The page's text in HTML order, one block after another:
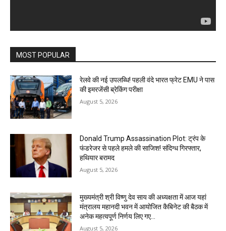
MOST POPULAR
रेलवे की नई उपलब्धि! पहली वंदे भारत फ्रेट EMU ने पास
की इमरजेंसी ब्रेकिंग परीक्षा
August 5, 2026
Donald Trump Assassination Plot: ट्रंप के
फंडरेजर से पहले हमले की साजिश! संदिग्ध गिरफ्तार,
हथियार बरामद
August 5, 2026
मुख्यमंत्री श्री विष्णु देव साय की अध्यक्षता में आज यहां
मंत्रालय महानदी भवन में आयोजित कैबिनेट की बैठक में
अनेक महत्वपूर्ण निर्णय लिए गए...
August 5, 2026